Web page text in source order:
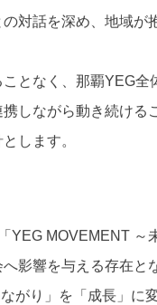
対話を深め、地域
となく、那覇YEG
しながら動き続け
します。
YEG MOVEMENT
影響を与える存在
がり」を「成長」に